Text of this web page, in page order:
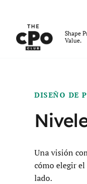
Shape
Value.
DISEÑO DE
Una visión
cómo elegir
lado.